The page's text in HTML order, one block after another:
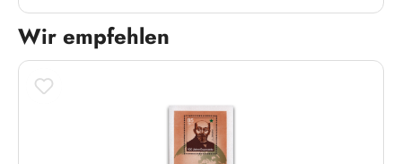
Wir empfehlen
Produktgalerie überspringen